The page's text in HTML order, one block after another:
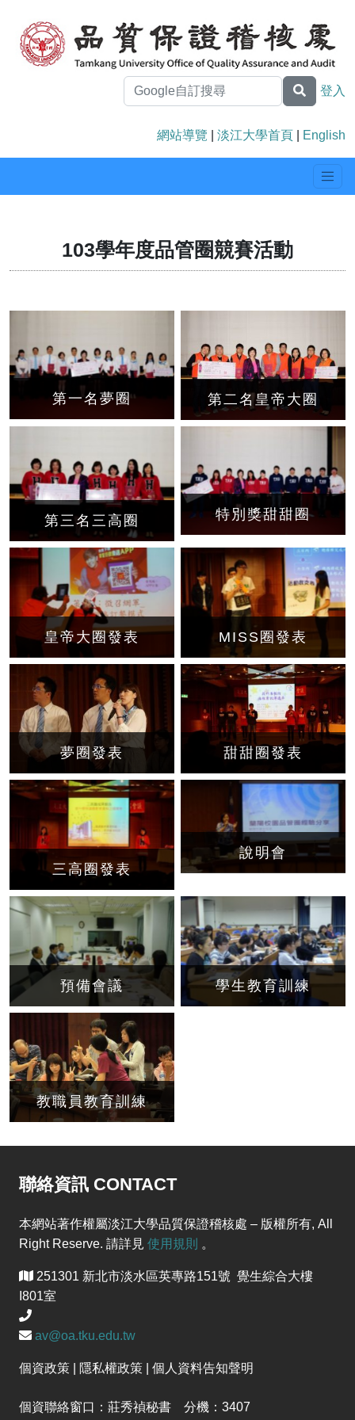
登入
網站導覽 淡江大學首頁 English
103學年度品管圈競賽活動
第一名夢圈 第二名皇帝大圈
第三名三高圈 特別獎甜甜圈
皇帝大圈發表 MISS圈發表
夢圈發表 甜甜圈發表
三高圈發表
說明會
預備會議 學生教育訓練
教職員教育訓練
聯絡資訊 CONTACT
本網站著作權屬淡江大學品質保證稽核處 – 版權所有, All
Right Reserve. 請詳見 使用規則 。
251301 新北市淡水區英專路151號 覺生綜合大樓
I801室
av@oa.tku.edu.tw
個資政策 | 隱私權政策 | 個人資料告知聲明
個資聯絡窗口：莊秀禎秘書 分機：3407